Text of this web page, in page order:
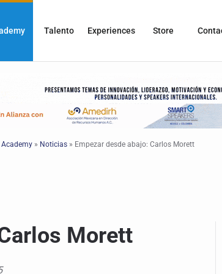
Talento Experiences Store
Academy» Noticias» Empezar desde abajo: Carlos Morett
Morett